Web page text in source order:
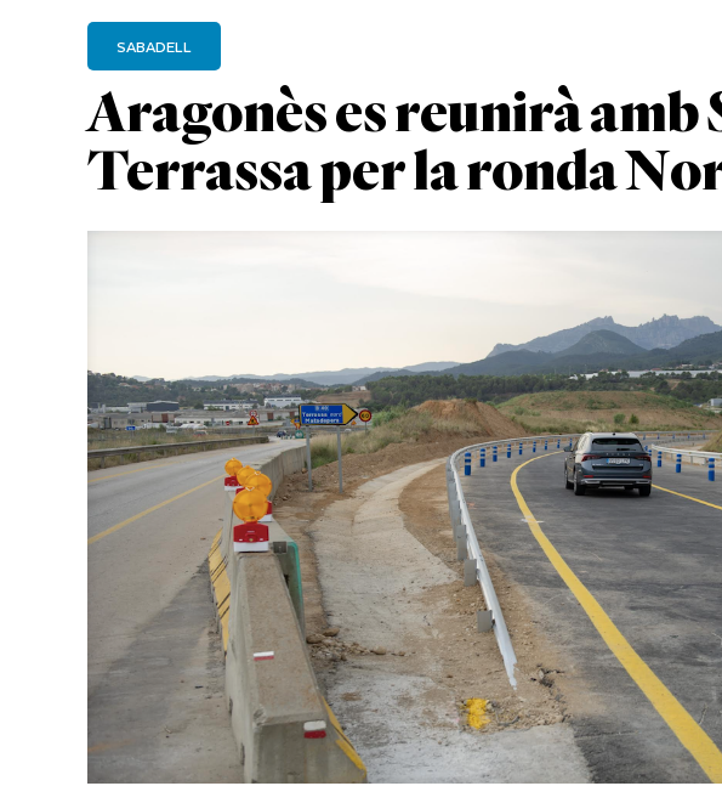
Aragonès es reunirà amb
Terrassa per la ronda
SABADELL